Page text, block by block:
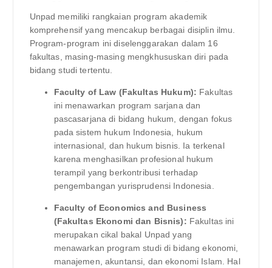
Unpad memiliki rangkaian program akademik
komprehensif yang mencakup berbagai disiplin ilmu.
Program-program ini diselenggarakan dalam 16
fakultas, masing-masing mengkhususkan diri pada
bidang studi tertentu.
Faculty of Law (Fakultas Hukum): Fakultas
ini menawarkan program sarjana dan
pascasarjana di bidang hukum, dengan fokus
pada sistem hukum Indonesia, hukum
internasional, dan hukum bisnis. Ia terkenal
karena menghasilkan profesional hukum
terampil yang berkontribusi terhadap
pengembangan yurisprudensi Indonesia.
Faculty of Economics and Business
(Fakultas Ekonomi dan Bisnis): Fakultas ini
merupakan cikal bakal Unpad yang
menawarkan program studi di bidang ekonomi,
manajemen, akuntansi, dan ekonomi Islam. Hal